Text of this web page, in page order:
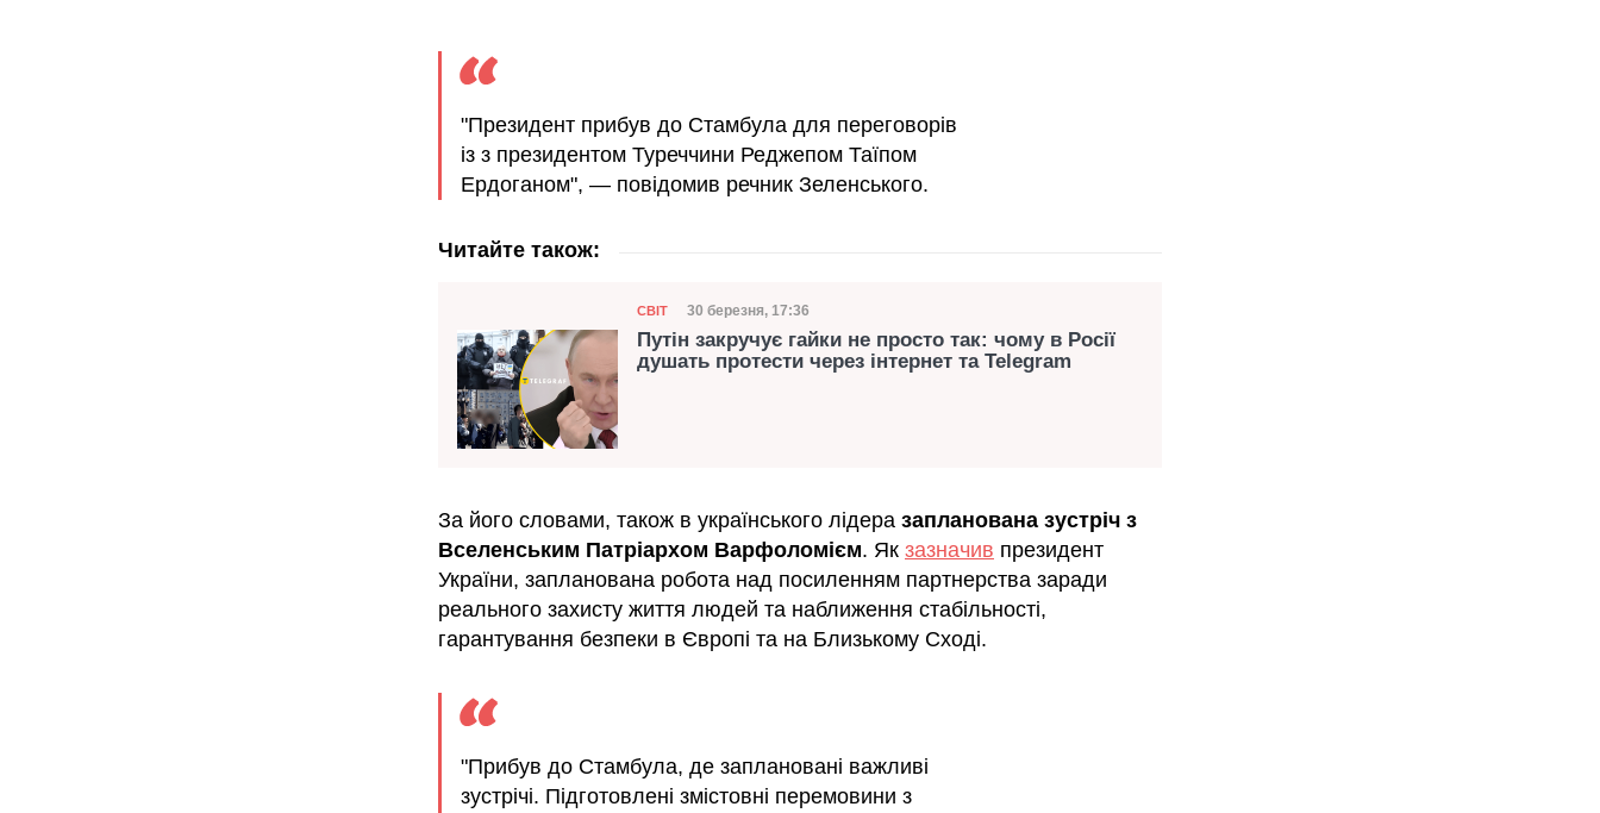
"Президент прибув до Стамбула для переговорів
із з президентом Туреччини Реджепом Таїпом
Ердоганом", — повідомив речник Зеленського.
Читайте також:
Категорія
СВІТ Дата публікації
30 березня, 17:36
Путін закручує гайки не просто так: чому в Росії
душать протести через інтернет та Telegram
За його словами, також в українського лідера запланована зустріч з
Вселенським Патріархом Варфоломієм. Як зазначив президент
України, запланована робота над посиленням партнерства заради
реального захисту життя людей та наближення стабільності,
гарантування безпеки в Європі та на Близькому Сході.
"Прибув до Стамбула, де заплановані важливі
зустрічі. Підготовлені змістовні перемовини з